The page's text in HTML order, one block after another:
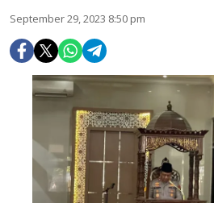
September 29, 2023 8:50 pm